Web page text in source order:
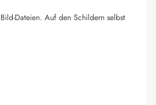
Dateien. Auf den Schildern selbst